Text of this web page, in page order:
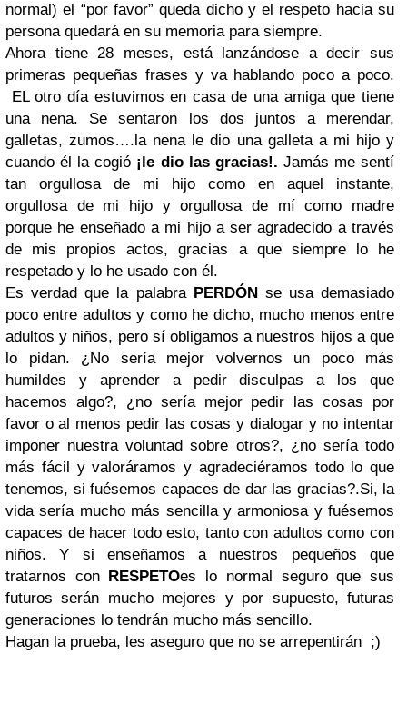
normal) el “por favor” queda dicho y el respeto hacia su
persona quedará en su memoria para siempre.
Ahora tiene 28 meses, está lanzándose a decir sus
primeras pequeñas frases y va hablando poco a poco.
EL otro día estuvimos en casa de una amiga que tiene
una nena. Se sentaron los dos juntos a merendar,
galletas, zumos….la nena le dio una galleta a mi hijo y
cuando él la cogió ¡le dio las gracias!. Jamás me sentí
tan orgullosa de mi hijo como en aquel instante,
orgullosa de mi hijo y orgullosa de mí como madre
porque he enseñado a mi hijo a ser agradecido a través
de mis propios actos, gracias a que siempre lo he
respetado y lo he usado con él.
Es verdad que la palabra PERDÓN se usa demasiado
poco entre adultos y como he dicho, mucho menos entre
adultos y niños, pero sí obligamos a nuestros hijos a que
lo pidan. ¿No sería mejor volvernos un poco más
humildes y aprender a pedir disculpas a los que
hacemos algo?, ¿no sería mejor pedir las cosas por
favor o al menos pedir las cosas y dialogar y no intentar
imponer nuestra voluntad sobre otros?, ¿no sería todo
más fácil y valoráramos y agradeciéramos todo lo que
tenemos, si fuésemos capaces de dar las gracias?.Si, la
vida sería mucho más sencilla y armoniosa y fuésemos
capaces de hacer todo esto, tanto con adultos como con
niños. Y si enseñamos a nuestros pequeños que
tratarnos con
RESPETOes lo normal seguro que sus
futuros serán mucho mejores y por supuesto, futuras
generaciones lo tendrán mucho más sencillo.
Hagan la prueba, les aseguro que no se arrepentirán ;)